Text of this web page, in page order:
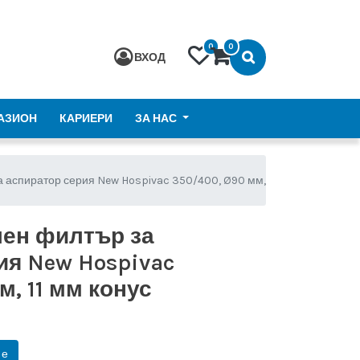
ВХОД
0 0
КАРИЕРИ ЗА НАС
аспиратор серия New Hospivac 350/400, Ø90 мм,
филтър за
New Hospivac
11 мм конус